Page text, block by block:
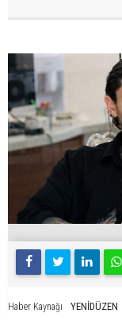
Haber Kaynağı YENİDÜZEN